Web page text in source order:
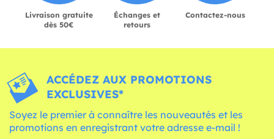
Livraison gratuite
dès 50€
Échanges et
retours
Contactez-nous
ACCÉDEZ AUX PROMOTIONS
EXCLUSIVES*
Soyez le premier à connaître les nouveautés et les
promotions en enregistrant votre adresse e-mail !